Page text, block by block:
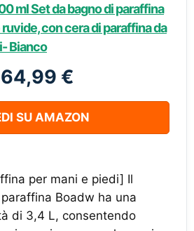
ml Set da bagno di paraffina
con cera di paraffina da
Bianco
64,99 €
SU AMAZON
per mani e piedi] Il
Boadw ha una
di 3,4 L, consentendo